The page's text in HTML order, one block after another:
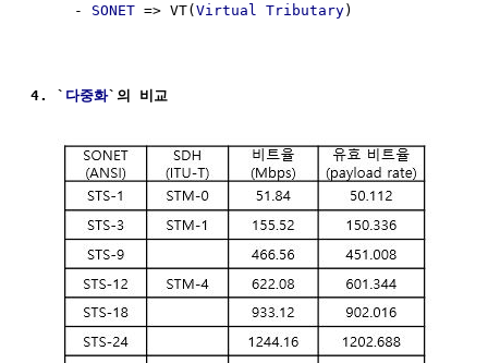
     -
SONET => VT(Virtual Tributary)
4. ` 다중화`의 비교